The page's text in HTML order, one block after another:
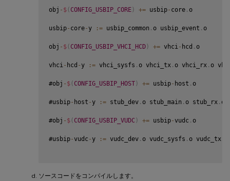
obj - $ CONFIG_USBIP_CORE ) += usbip- core . o
usbip- core-y := usbip_common . o usbip_event . o
obj - $ CONFIG_USBIP_VHCI_HCD ) += vhci- hcd . o
vhci- hcd -y := vhci_sysfs . o vhci_tx . o vhci_rx . o
#obj - $ CONFIG_USBIP_HOST ) += usbip- host . o
#usbip- host -y := stub_dev . o stub_main . o stub_rx . o
#obj - $ CONFIG_USBIP_VUDC ) += usbip-vudc . o
#usbip-vudc -y := vudc_dev . o vudc_sysfs . o vudc_tx
ソースコードをコンパイルします。